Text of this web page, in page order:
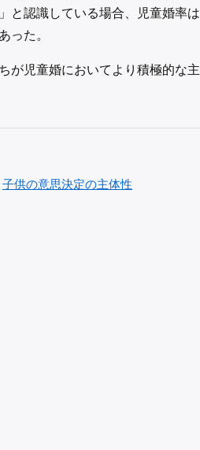
と認識している場合、児童婚率
った。
が児童婚においてより積極的な
子供の意思決定の主体性